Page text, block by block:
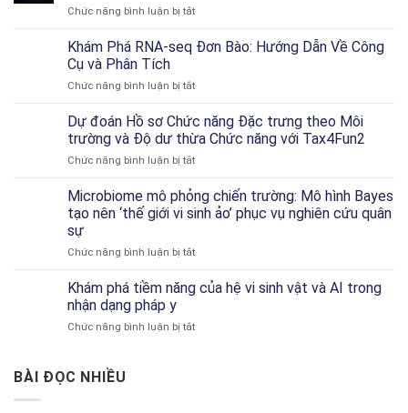
Chức năng bình luận bị tắtở
Integrative
in
Research
Khám Phá RNA-seq Đơn Bào: Hướng Dẫn Về Công
Cụ và Phân Tích
Chức năng bình luận bị tắtở
Phá
RNA-
seq
Đơn
Hướng
Dẫn
Cụ
Phân
Dự đoán Hồ sơ Chức năng Đặc trưng theo Môi
trường và Độ dư thừa Chức năng với Tax4Fun2
Chức năng bình luận bị tắtở
đoán
Hồ
sơ
năng
trưng
theo
trường
Microbiome mô phỏng chiến trường: Mô hình Bayes
tạo nên ‘thế giới vi sinh ảo’ phục vụ nghiên cứu quân
sự
Chức năng bình luận bị tắtở
mô
phỏng
trường:
Khám phá tiềm năng của hệ vi sinh vật và AI trong
nhận dạng pháp y
Chức năng bình luận bị tắtở
BÀI ĐỌC NHIỀU